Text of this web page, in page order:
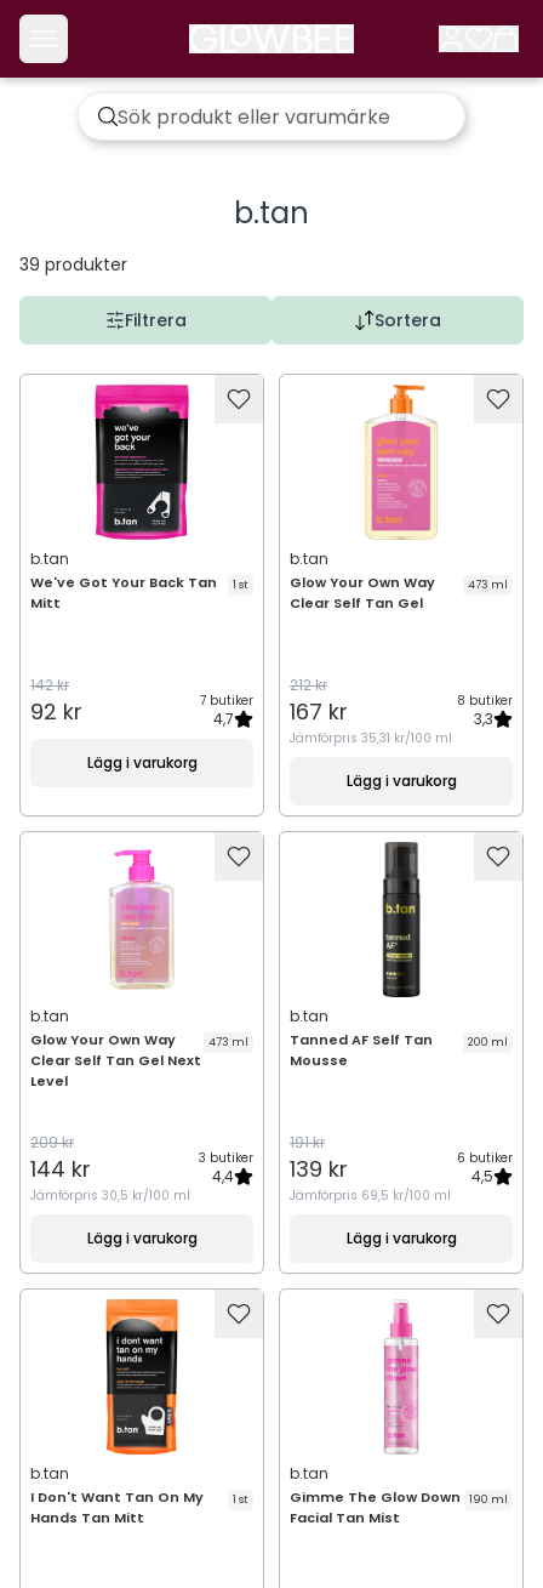
b.tan
39 produkter
Filtrera Sortera
b.tan
We've Got Your Back Tan
Mitt
1 st
142 kr
92 kr 7 butiker
4,7
Lägg i varukorg
b.tan
Glow Your Own Way
Clear Self Tan Gel
473 ml
212 kr
167 kr 8 butiker
3,3
Jämförpris 35,31 kr/100 ml
Lägg i varukorg
b.tan
Glow Your Own Way
Clear Self Tan Gel Next
Level
473 ml
209 kr
144 kr 3 butiker
4,4
Jämförpris 30,5 kr/100 ml
Lägg i varukorg
b.tan
Tanned AF Self Tan
Mousse
200 ml
191 kr
139 kr 6 butiker
4,5
Jämförpris 69,5 kr/100 ml
Lägg i varukorg
b.tan
I Don't Want Tan On My
Hands Tan Mitt
1 st
b.tan
Gimme The Glow Down
Facial Tan Mist
190 ml